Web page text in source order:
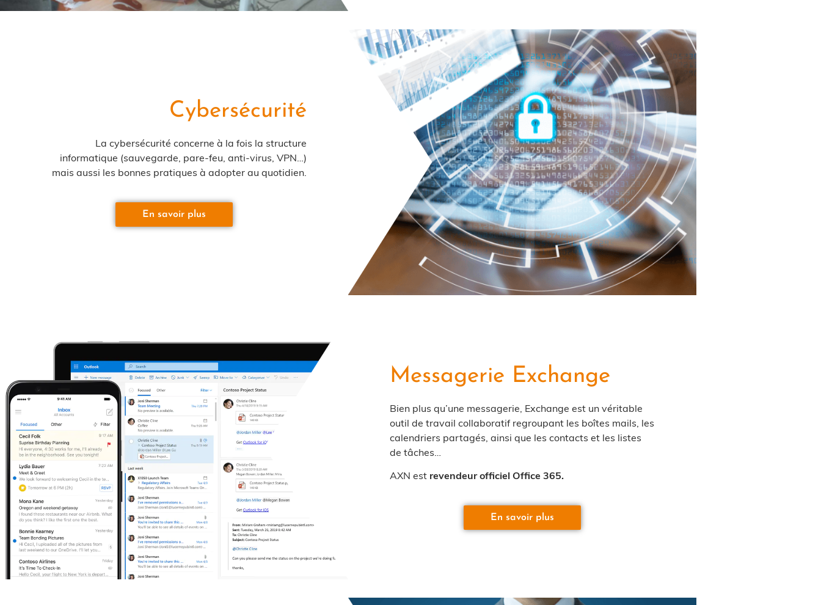
Cybersécurité
La cybersécurité concerne à la fois la structure
informatique (sauvegarde, pare-feu, anti-virus, VPN…)
mais aussi les bonnes pratiques à adopter au quotidien.
En savoir plus
Messagerie Exchange
Bien plus qu’une messagerie, Exchange est un véritable
outil de travail collaboratif regroupant les boîtes mails, les
calendriers partagés, ainsi que les contacts et les listes
de tâches…
AXN est revendeur officiel Office 365.
En savoir plus